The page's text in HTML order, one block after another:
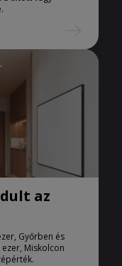
az
Győrben és
Miskolcon